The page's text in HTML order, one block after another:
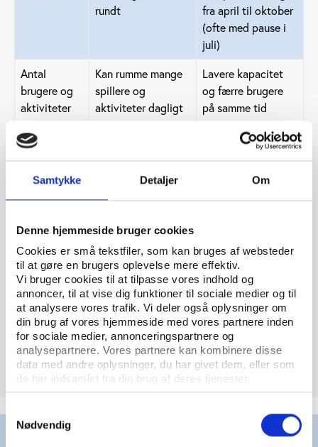
Samtykke Detaljer Om
Denne hjemmeside bruger cookies
Cookies er små tekstfiler, som kan bruges af websteder
til at gøre en brugers oplevelse mere effektiv.
Vi bruger cookies til at tilpasse vores indhold og
annoncer, til at vise dig funktioner til sociale medier og til
at analysere vores trafik. Vi deler også oplysninger om
din brug af vores hjemmeside med vores partnere inden
for sociale medier, annonceringspartnere og
analysepartnere. Vores partnere kan kombinere disse
data med andre oplysninger, du har givet dem, eller som
de har indsamlet fra din brug af deres tjenester.
Nødvendig
rundt
fra april til oktober
(ofte med pause i
juli)
Antal
brugere og
aktiviteter
Kan rumme mange
spillere og
aktiviteter dagligt
Lavere kapacitet
og færre brugere
på samme tid
Udnyttelse
Behov for at
supplere med
faciliteter om
vinteren
Slid og
robusthed
Tåler intensivt brug
uden væsentlig
forringelse
restitution ved
intensiv brug
Anvendelse
til kampe
Velegnet til både
træning og kampe
året rundt
Begrænset
kapacitet – især til
kampe på højere
niveau
Mange grupper ønsker at få adgang til